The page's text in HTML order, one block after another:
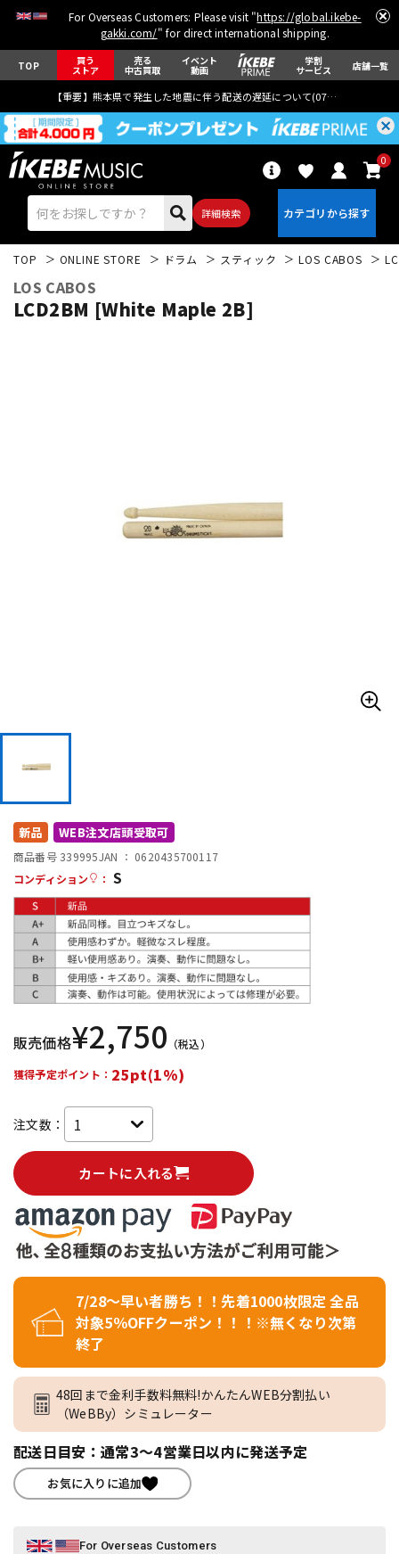
For Overseas Customers: Please visit "https://global.ikebe-
gakki.com/" for direct international shipping.
TOP 買う
ストア
売る
中古買取
イベント
動画
学割
サービス 店舗一覧
【重要】熊本県で発生した地震に伴う配送の遅延について(07月29日
詳細検索
0
配信/ライブ機器
中古
TOP ONLINE STORE ドラム スティック LOS CABOS
LOS CABOS
LCD2BM [White Maple 2B]
新品 WEB注文店頭受取可
商品番号 339995JAN ： 0620435700117
コンディション
： S
販売価格¥2,750 （税込）
獲得予定ポイント： 25pt(1%)
注文数：
カートに入れる
7/28～早い者勝ち！！先着1000枚限定 全品
対象5％OFFクーポン！！！※無くなり次第
終了
48回まで金利手数料無料!かんたんWEB分割払い
（WeBBy）シミュレーター
配送日目安：通常3～4営業日以内に発送予定
お気に入りに追加
For Overseas Customers